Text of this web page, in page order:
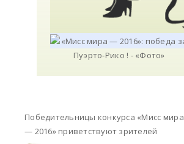
Победительницы конкурса «Мисс мира
— 2016» приветствуют зрителей